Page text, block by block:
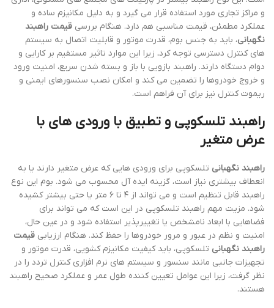
و مراکز تجاری مورد استفاده قرار می گیرد و به دلیل مکانیزم ساده و
عملکرد مطمئن، قیمت مناسبی هم دارد. هنگام بررسی قیمت راهبند
نگهبانی، باید به جنس بوم، قدرت موتور و قابلیت اتصال به سیستم
های کنترل دسترسی توجه کرد، زیرا این موارد تاثیر مستقیم بر کارایی و
دوام دستگاه دارند. راهبند بازویی با باز و بسته شدن سریع، امنیت ورود
و خروج خودروها را تضمین می کند و امکان نصب سنسورهای ایمنی و
ریموت کنترل نیز برای آن فراهم است.
راهبند تلسکوپی و تطبیق با ورودی های با
عرض متغیر
راهبند نگهبانی تلسکوپی برای ورودی هایی که عرض متغیر دارند یا به
انعطاف بیشتری نیاز است، گزینه ایده آل محسوب می شود. بوم این نوع
راهبند قابل تنظیم است و می تواند از ۴ تا ۶ متر یا حتی بیشتر کشیده
شود. مزیت مهم راهبند تلسکوپی در این است که می تواند برای
فضاهایی با ابعاد نامشخص یا تغییرپذیر استفاده شود و در عین حال،
امنیت و نظم در عبور و مرور خودروها را حفظ کند. هنگام ارزیابی قیمت
راهبند نگهبانی تلسکوپی، باید کیفیت مکانیزم کشویی، قدرت موتور و
تجهیزات جانبی مانند سنسور و سیستم های نرم افزاری کنترل تردد را در
نظر گرفت، زیرا این عوامل تعیین کننده طول عمر و عملکرد صحیح راهبند
هستند.